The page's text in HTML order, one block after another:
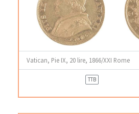
Vatican, Pie IX, 20 lire, 1866/XXI Rome
TTB